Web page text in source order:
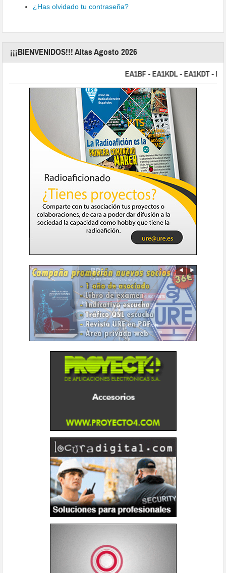
¿Has olvidado tu contraseña?
¡¡¡BIENVENIDOS!!! Altas Agosto 2026
EA1BF - EA1KDL - EA1KDT -